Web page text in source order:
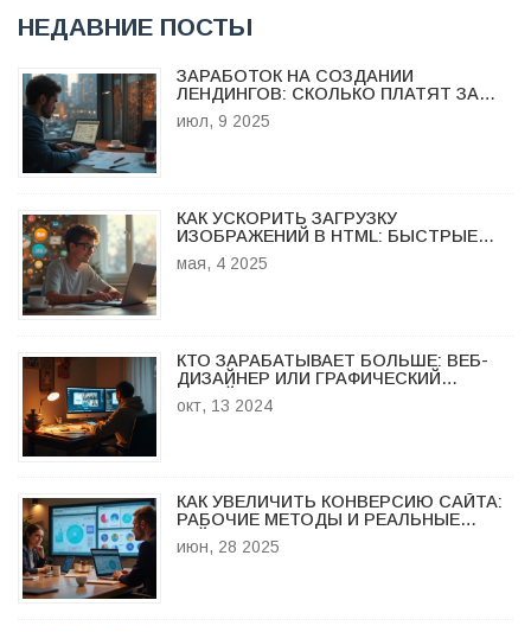
НЕДАВНИЕ ПОСТЫ
ЗАРАБОТОК НА СОЗДАНИИ
ЛЕНДИНГОВ: СКОЛЬКО ПЛАТЯТ ЗА
РАЗРАБОТКУ И КАК ПОВЫСИТЬ
ДОХОД
июл, 9 2025
КАК УСКОРИТЬ ЗАГРУЗКУ
ИЗОБРАЖЕНИЙ В HTML: БЫСТРЫЕ
МЕТОДЫ И СОВЕТЫ
мая, 4 2025
КТО ЗАРАБАТЫВАЕТ БОЛЬШЕ: ВЕБ-
ДИЗАЙНЕР ИЛИ ГРАФИЧЕСКИЙ
ДИЗАЙНЕР?
окт, 13 2024
КАК УВЕЛИЧИТЬ КОНВЕРСИЮ САЙТА:
РАБОЧИЕ МЕТОДЫ И РЕАЛЬНЫЕ
КЕЙСЫ
июн, 28 2025